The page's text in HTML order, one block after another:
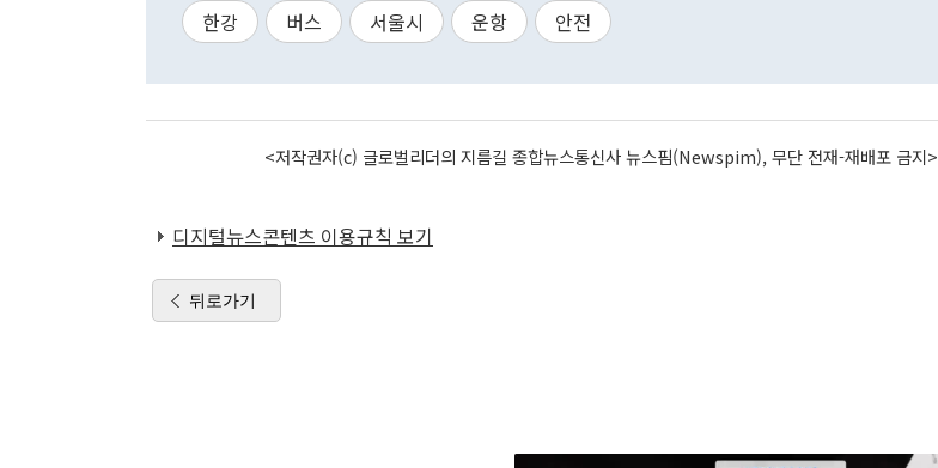
한강 버스 서울시 운항 안전
<저작권자(c) 글로벌리더의 지름길 종합뉴스통신사 뉴스핌(Newspim), 무단 전재-재배포 금지>
디지털뉴스콘텐츠 이용규칙 보기
뒤로가기